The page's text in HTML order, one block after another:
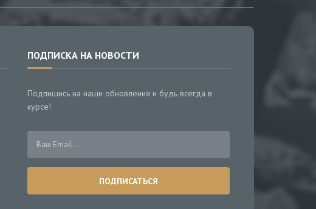
ПОДПИСКА НА НОВОСТИ
Подпишись на наши обновления и будь всегда в
курсе!